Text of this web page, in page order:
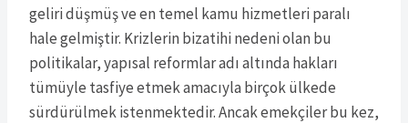
geliri düşmüş ve en temel kamu hizmetleri paralı
hale gelmiştir. Krizlerin bizatihi nedeni olan bu
politikalar, yapısal reformlar adı altında hakları
tümüyle tasfiye etmek amacıyla birçok ülkede
sürdürülmek istenmektedir. Ancak emekçiler bu kez,